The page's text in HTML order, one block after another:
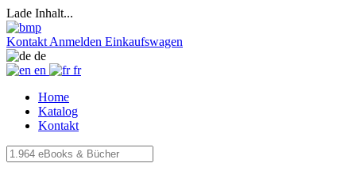
Lade Inhalt...
Kontakt Anmelden Einkaufswagen
de
en
fr
Home
Katalog
Kontakt